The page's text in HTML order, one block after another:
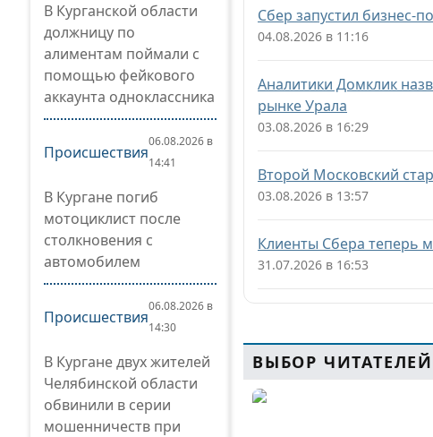
В Курганской области
должницу по
алиментам поймали с
помощью фейкового
аккаунта одноклассника
Происшествия
06.08.2026 в
14:41
В Кургане погиб
мотоциклист после
столкновения с
автомобилем
Происшествия
06.08.2026 в
14:30
В Кургане двух жителей
Челябинской области
обвинили в серии
мошенничеств при
Сбер запустил бизнес-
04.08.2026 в 11:16
Аналитики Домклик
рынке Урала
03.08.2026 в 16:29
Второй Московский
03.08.2026 в 13:57
Клиенты Сбера теперь
31.07.2026 в 16:53
ВЫБОР ЧИТАТЕЛЕЙ